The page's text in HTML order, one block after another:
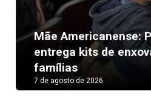
Mãe Americanense:
entrega kits de
famílias
7 de agosto de 2026